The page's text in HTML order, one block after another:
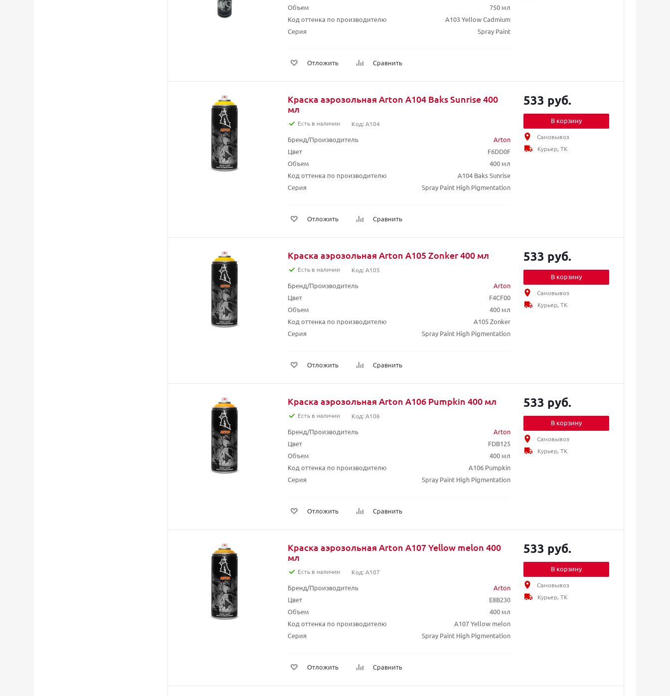
Объем
750 мл
Код оттенка по производителю
A103 Yellow Cadmium
Серия
Spray Paint
Отложить Сравнить
Краска аэрозольная Arton A104 Baks Sunrise 400
мл
Есть в наличии Код: A104
Бренд/Производитель
Arton
Цвет
F6DD0F
Объем
400 мл
Код оттенка по производителю
A104 Baks Sunrise
Серия
Spray Paint High Pigmentation
Отложить Сравнить
533 руб.
В корзину
Самовывоз
Курьер, ТК
Краска аэрозольная Arton A105 Zonker 400 мл
Есть в наличии Код: A105
Бренд/Производитель
Arton
Цвет
F4CF00
Объем
400 мл
Код оттенка по производителю
A105 Zonker
Серия
Spray Paint High Pigmentation
Отложить Сравнить
533 руб.
В корзину
Самовывоз
Курьер, ТК
Краска аэрозольная Arton A106 Pumpkin 400 мл
Есть в наличии Код: A106
Бренд/Производитель
Arton
Цвет
FDB125
Объем
400 мл
Код оттенка по производителю
A106 Pumpkin
Серия
Spray Paint High Pigmentation
Отложить Сравнить
533 руб.
В корзину
Самовывоз
Курьер, ТК
Краска аэрозольная Arton A107 Yellow melon 400
мл
Есть в наличии Код: A107
Бренд/Производитель
Arton
Цвет
E8B230
Объем
400 мл
Код оттенка по производителю
A107 Yellow melon
Серия
Spray Paint High Pigmentation
Отложить Сравнить
533 руб.
В корзину
Самовывоз
Курьер, ТК